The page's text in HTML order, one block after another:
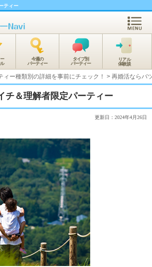
ティー
今週の
パーティー
タイプ別
パーティー
リアル
体験談
ィー種類別の詳細を事前にチェック！ > 再婚活ならバ
チ＆理解者限定パーティー
更新日：2024年4月26日